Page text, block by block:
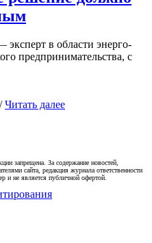
в области энерго-
предпринимательства, с
Читать далее
запрещена. За содержание новостей,
сайта, редакция журнала ответственности
и не является публичной офертой.